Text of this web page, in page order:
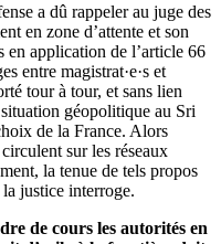
a dû rappeler au juge des
en zone d’attente et son
en application de l’article 66
entre magistrat·e·s et
tour à tour, et sans lien
géopolitique au Sri
de la France. Alors
circulent sur les réseaux
la tenue de tels propos
la justice interroge.
de cours les autorités en